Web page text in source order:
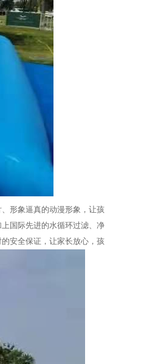
形象逼真的动漫形象，让孩
国际先进的水循环过滤、净
安全保证，让家长放心，孩